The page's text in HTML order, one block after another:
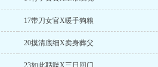
17带刀女官X暖手狗粮
20摸清底细X卖身葬父
23如此聒噪X三日回门